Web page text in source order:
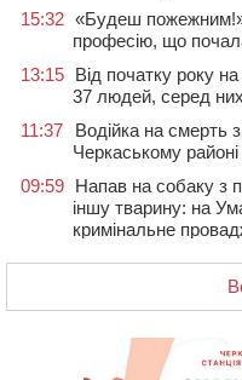
15:32 «Будеш
професію, що
13:15 Від початку року
37 людей, серед
11:37
Водійка на смерть
Черкаському районі
09:59 Напав на собаку з
іншу тварину: на
кримінальне
08:44 Безкоштовне
готують освітню
Черкаські
першості